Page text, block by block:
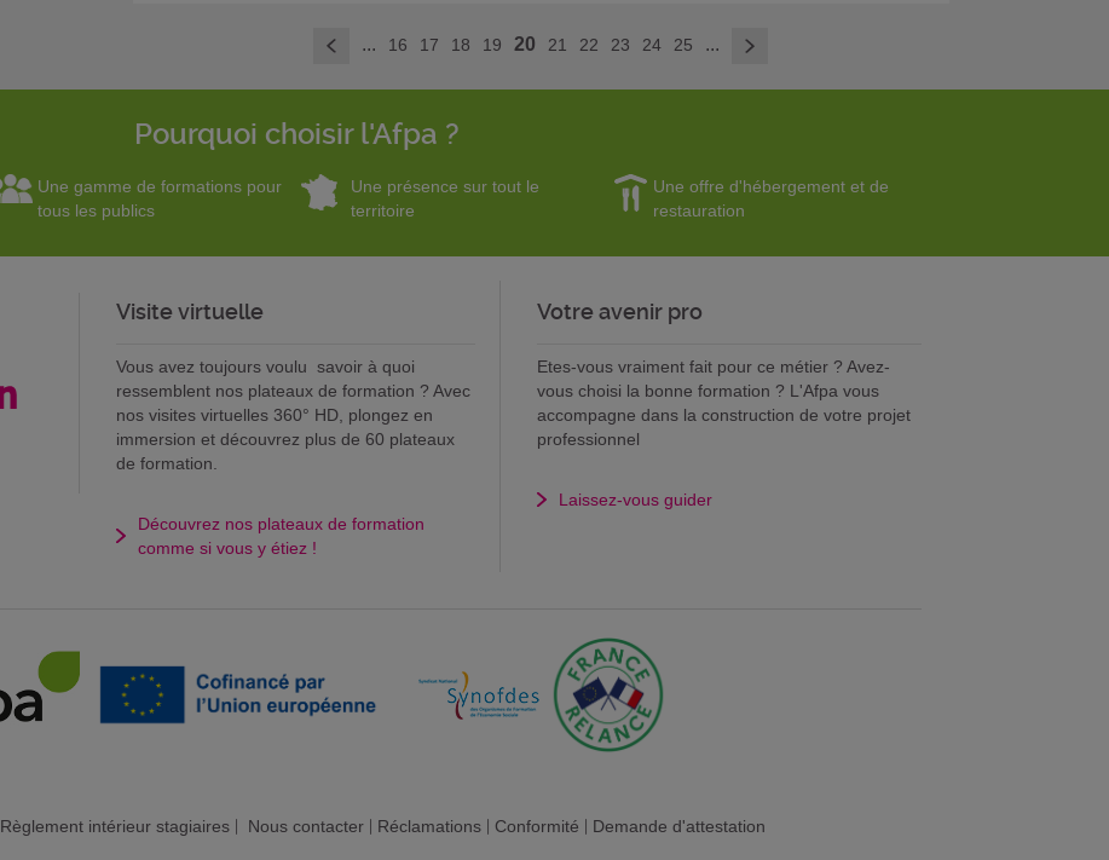
< ... 16 17 18 19 20 21 22 23 24 25 ... >
Pourquoi choisir l'Afpa ?
Une gamme de formations pour
tous les publics
Une présence sur tout le
territoire
Une offre d'hébergement et de
restauration
Visite virtuelle
Vous avez toujours voulu savoir à quoi
ressemblent nos plateaux de formation ? Avec
nos visites virtuelles 360° HD, plongez en
immersion et découvrez plus de 60 plateaux
de formation.
Découvrez nos plateaux de formation
comme si vous y étiez !
Votre avenir pro
Etes-vous vraiment fait pour ce métier ? Avez-
vous choisi la bonne formation ? L'Afpa vous
accompagne dans la construction de votre projet
professionnel
Laissez-vous guider
Règlement intérieur stagiaires Nous contacter Réclamations Conformité Demande d'attestation